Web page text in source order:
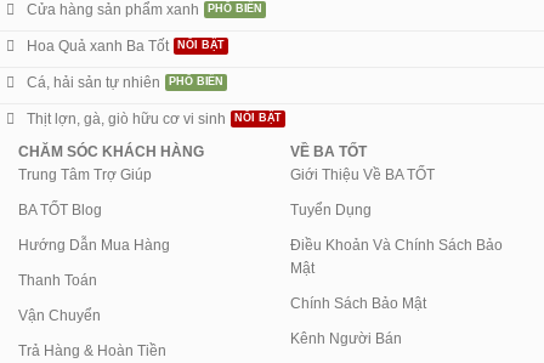
Cửa hàng sản phẩm xanh
Hoa Quả xanh Ba Tốt
Cá, hải sản tự nhiên
Thịt lợn, gà, giò hữu cơ vi sinh
CHĂM SÓC KHÁCH HÀNG
Trung Tâm Trợ Giúp
BA TỐT Blog
Hướng Dẫn Mua Hàng
Thanh Toán
Vận Chuyển
Trả Hàng & Hoàn Tiền
VỀ BA TỐT
Giới Thiệu Về BA TỐT
Tuyển Dụng
Điều Khoản Và Chính Sách Bảo
Mật
Chính Sách Bảo Mật
Kênh Người Bán